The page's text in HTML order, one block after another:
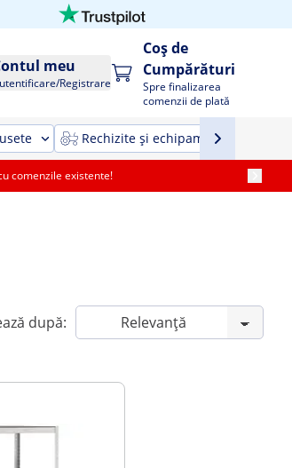
meu
Registrare
Coș de
Cumpărături
Spre finalizarea
comenzii de plată
Rechizite și echipamente agricole
comenzile existente!
după: